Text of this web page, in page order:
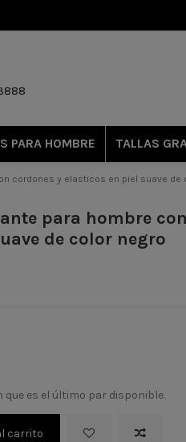
PARA HOMBRE TALLAS
cordones y elasticos en piel suave de
para hombre
de color negro
que es el último par disponible.
carrito